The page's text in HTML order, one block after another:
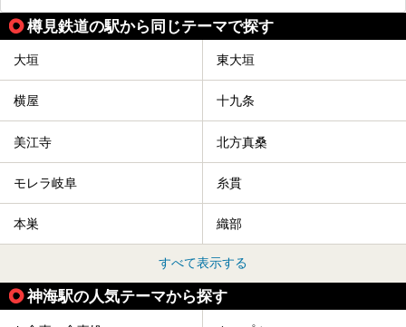
樽見鉄道の駅から同じテーマで探す
大垣 東大垣
横屋 十九条
美江寺 北方真桑
モレラ岐阜 糸貫
本巣 織部
すべて表示する
神海駅の人気テーマから探す